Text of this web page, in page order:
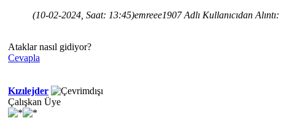
(10-02-2024, Saat: 13:45)emreee1907 Adlı Kullanıcıdan Alıntı:
Ataklar nasıl gidiyor?
Cevapla
Kızılejder
Çalışkan Üye